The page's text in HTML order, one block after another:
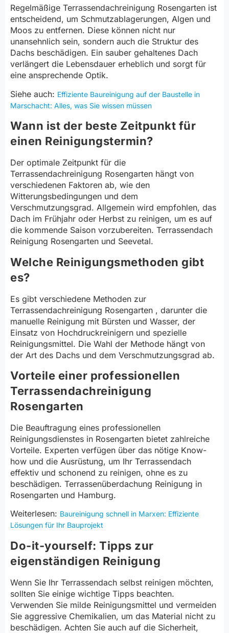
Regelmäßige Terrassendachreinigung Rosengarten ist
entscheidend, um Schmutzablagerungen, Algen und
Moos zu entfernen. Diese können nicht nur
unansehnlich sein, sondern auch die Struktur des
Dachs beschädigen. Ein sauber gehaltenes Dach
verlängert die Lebensdauer erheblich und sorgt für
eine ansprechende Optik.
Siehe auch: Effiziente Baureinigung auf der Baustelle in
Marschacht: Alles, was Sie wissen müssen
Wann ist der beste Zeitpunkt für
einen Reinigungstermin?
Der optimale Zeitpunkt für die
Terrassendachreinigung Rosengarten hängt von
verschiedenen Faktoren ab, wie den
Witterungsbedingungen und dem
Verschmutzungsgrad. Allgemein wird empfohlen, das
Dach im Frühjahr oder Herbst zu reinigen, um es auf
die kommende Saison vorzubereiten. Terrassendach
Reinigung Rosengarten und Seevetal.
Welche Reinigungsmethoden gibt
es?
Es gibt verschiedene Methoden zur
Terrassendachreinigung Rosengarten , darunter die
manuelle Reinigung mit Bürsten und Wasser, der
Einsatz von Hochdruckreinigern und spezielle
Reinigungsmittel. Die Wahl der Methode hängt von
der Art des Dachs und dem Verschmutzungsgrad ab.
Vorteile einer professionellen
Terrassendachreinigung
Rosengarten
Die Beauftragung eines professionellen
Reinigungsdienstes in Rosengarten bietet zahlreiche
Vorteile. Experten verfügen über das nötige Know-
how und die Ausrüstung, um Ihr Terrassendach
effektiv und schonend zu reinigen, ohne es zu
beschädigen. Terrassenüberdachung Reinigung in
Rosengarten und Hamburg.
Weiterlesen: Baureinigung schnell in Marxen: Effiziente
Lösungen für Ihr Bauprojekt
Do-it-yourself: Tipps zur
eigenständigen Reinigung
Wenn Sie Ihr Terrassendach selbst reinigen möchten,
sollten Sie einige wichtige Tipps beachten.
Verwenden Sie milde Reinigungsmittel und vermeiden
Sie aggressive Chemikalien, um das Material nicht zu
beschädigen. Achten Sie auch auf die Sicherheit,